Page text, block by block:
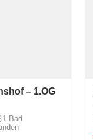
– 1.OG
1 Bad